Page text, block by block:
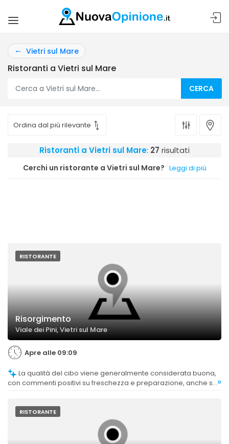
Vietri sul Mare
Ristoranti a Vietri sul Mare
CERCA
Ristoranti a Vietri sul Mare: 27 risultati
Cerchi un ristorante a Vietri sul Mare? Leggi di più
RISTORANTE
Risorgimento
Viale dei Pini, Vietri sul Mare
Apre alle 09:09
con commenti positivi su freschezza e preparazione, anche se»
RISTORANTE